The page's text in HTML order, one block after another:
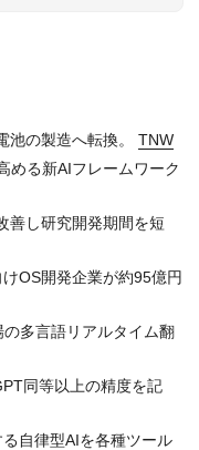
池の製造へ転換。 TNW
める新AIフレームワーク
善し研究開発期間を短
OS開発企業が約95億円
多言語リアルタイム翻
同等以上の精度を記
自律型AIを各種ツール